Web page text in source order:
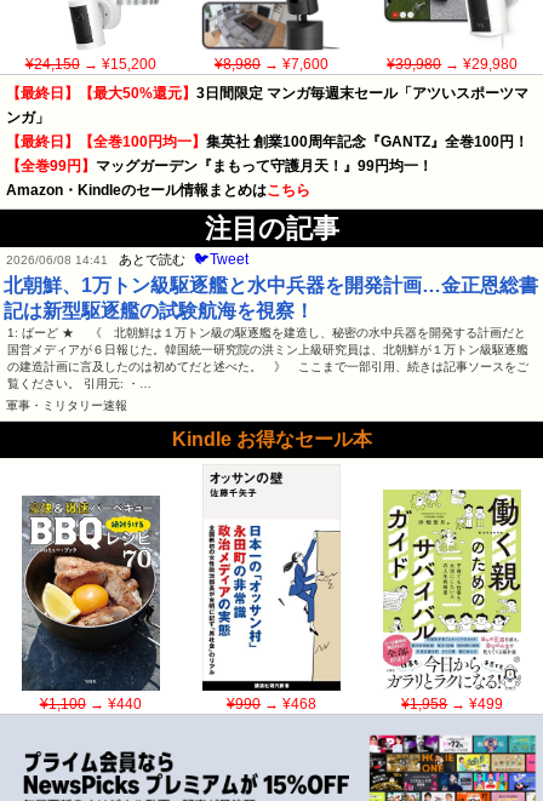
¥24,150→ ¥15,200 ¥8,980→ ¥7,600 ¥39,980→ ¥29,980
【最終日】【最大50%還元】 3日間限定 マンガ毎週末セール「アツいスポーツマ
ンガ」
【最終日】【全巻100円均一】 集英社 創業100周年記念『GANTZ』全巻100円！
【全巻99円】 マッグガーデン『まもって守護月天！』99円均一！
Amazon・Kindleのセール情報まとめはこちら
注目の記事
2026/06/08 14:41 あとで読む 🐦Tweet
北朝鮮、1万トン級駆逐艦と水中兵器を開発計画…金正恩総書
記は新型駆逐艦の試験航海を視察！
1: ばーど ★ 《 北朝鮮は１万トン級の駆逐艦‌を建造し、秘密の水中兵器⁠を開発する計画だと
国営メディアが６日報じた。韓国統一​研究院の洪ミン上級研究員は、北朝鮮が１万トン‌級駆逐艦
の建造計画に言及したのは初めてだと述‌べた。 》 ここまで一部引用、続きは記事ソースをご
覧ください。 引用元: ・…
軍事・ミリタリー速報
Kindle お得なセール本
¥1,100→ ¥440 ¥990→ ¥468 ¥1,958→ ¥499